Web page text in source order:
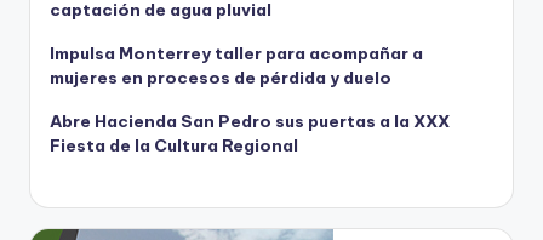
captación de agua pluvial
Impulsa Monterrey taller para acompañar a
mujeres en procesos de pérdida y duelo
Abre Hacienda San Pedro sus puertas a la XXX
Fiesta de la Cultura Regional